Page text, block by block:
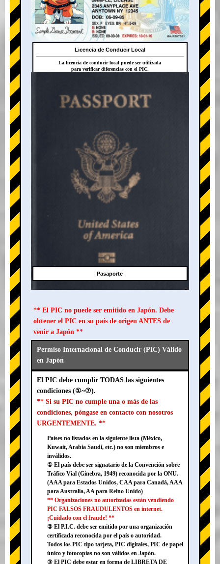
+
Licencia de Conducir Local
La licencia de conducir local puede ser utilizada
para verificar diferencias con el PIC.
Pasaporte
** El PIC no puede ser emitido en Japón. Debe
obtener el PIC en su país de origen ANTES de
venir a Japón **
Permiso Internacional de Conducir (PIC) Válido
en Japón
El PIC debe cumplir TODAS las siguientes
condiciones (①~⑦).
** Si su PIC no cumple una o más de las
condiciones, póngase en contacto con nosotros
URGENTEMENTE. **
Países no listados en la siguiente lista (México,
Kuwait, Arabia Saudí, etc.) no son miembros e
inválidos.
① El país debe ser signatario de la Convención sobre
Tráfico Vial (Ginebra, 1949) reconocida por la ONU.
(AAA para Estados Unidos, CAA para Canadá, AAA
para Australia, AA para Reino Unido)
** Organizaciones no autorizadas están vendiendo
PIC FALSOS FRAUDULENTOS en internet.
¡Cuidado con el fraude! **
② El P.I.C. debe ser emitido por una organización
certificada reconocida por el país o autoridad.
Todos los PIC tipo tarjeta, PIC digitales, PIC de papel
único y fotocopias no son válidos en Japón.
③ El PIC debe estar en forma de LIBRETA DE